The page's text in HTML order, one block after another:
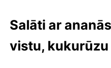
Salāti ar
vistu,